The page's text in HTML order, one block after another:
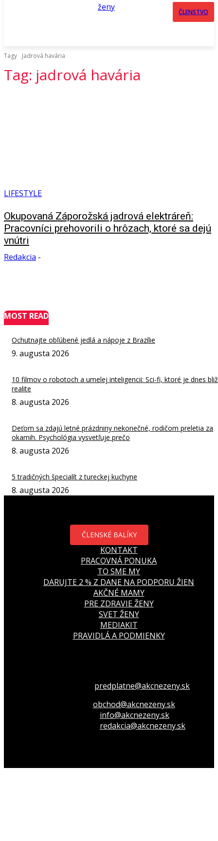
ČLENSTVO
Tagy Jadrová havária
Tag: jadrová havária
LIFESTYLE
Okupovaná Záporožská jadrová elektráreň:
Pracovníci prehovorili o hrôzach, ktoré sa dejú
vnútri
Redakcia -
MOST READ
Ochutnajte obľúbené jedlá a nápoje z Brazílie
9. augusta 2026
10 filmov o robotoch a umelej inteligencii: Sci-fi, ktoré je dnes
realite
8. augusta 2026
Deťom sa zdajú letné prázdniny nekonečné, rodičom preletia za
okamih. Psychológia vysvetľuje prečo
8. augusta 2026
5 tradičných špecialít z tureckej kuchyne
8. augusta 2026
ČLENSKÉ BALÍKY
KONTAKT
PRACOVNÁ PONUKA
TO SME MY
DARUJTE 2 % Z DANE NA PODPORU ŽIEN
AKČNÉ MAMY
PRE ZDRAVIE ŽENY
SVET ŽENY
MEDIAKIT
PRAVIDLÁ A PODMIENKY
predplatne@akcnezeny.sk
obchod@akcnezeny.sk
info@akcnezeny.sk
redakcia@akcnezeny.sk